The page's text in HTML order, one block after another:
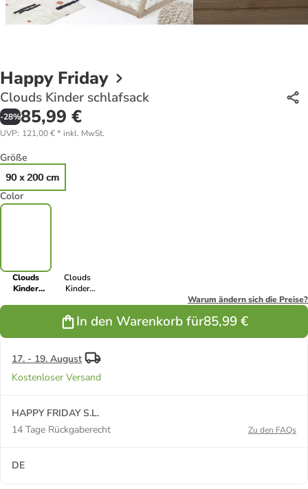
Happy Friday
Clouds Kinder schlafsack
-28%85,99 €
UVP: 121,00 €* inkl. MwSt.
Größe
90 x 200 cm
Color
Clouds
Kinder
Clouds
Kinder
Warum ändern sich die Preise?
In den Warenkorb für85,99 €
17. - 19. August
Kostenloser Versand
HAPPY FRIDAY S.L.
14 Tage Rückgaberecht
Zu den FAQs
DE